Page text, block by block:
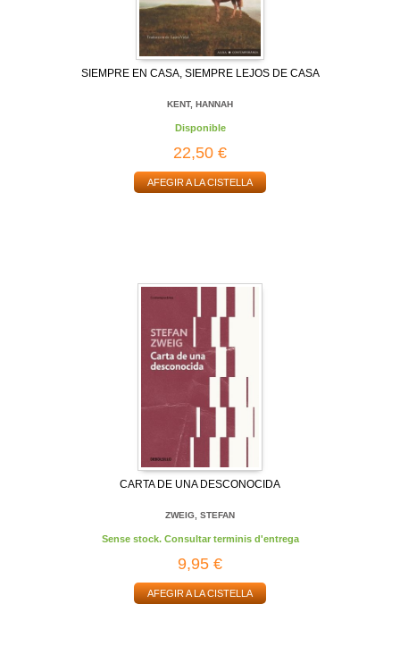
SIEMPRE EN CASA, SIEMPRE LEJOS DE CASA
KENT, HANNAH
Disponible
22,50 €
AFEGIR A LA CISTELLA
CARTA DE UNA DESCONOCIDA
ZWEIG, STEFAN
Sense stock. Consultar terminis d'entrega
9,95 €
AFEGIR A LA CISTELLA